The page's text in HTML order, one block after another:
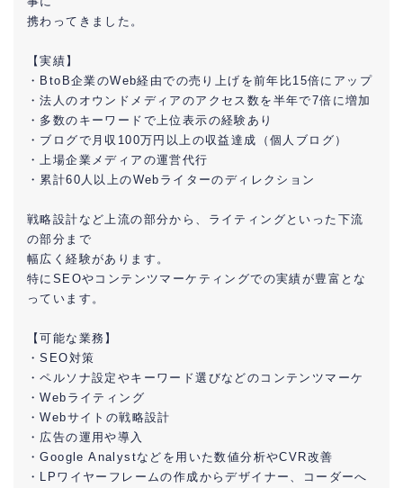
携わってきました。
【実績】
・BtoB企業のWeb経由での売り上げを前年比15倍にアップ
・法人のオウンドメディアのアクセス数を半年で7倍に増加
・多数のキーワードで上位表示の経験あり
・ブログで月収100万円以上の収益達成（個人ブログ）
・上場企業メディアの運営代行
・累計60人以上のWebライターのディレクション
戦略設計など上流の部分から、ライティングといった下流
の部分まで
幅広く経験があります。
特にSEOやコンテンツマーケティングでの実績が豊富とな
っています。
【可能な業務】
・SEO対策
・ペルソナ設定やキーワード選びなどのコンテンツマーケ
・Webライティング
・Webサイトの戦略設計
・広告の運用や導入
・Google Analystなどを用いた数値分析やCVR改善
・LPワイヤーフレームの作成からデザイナー、コーダーへ